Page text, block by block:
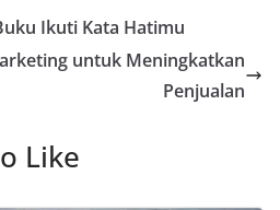
Ikuti Kata Hatimu
untuk Meningkatkan
Penjualan
Like